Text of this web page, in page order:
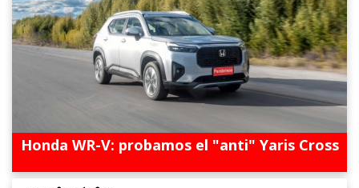
Honda WR-V: probamos el "anti" Yaris Cross